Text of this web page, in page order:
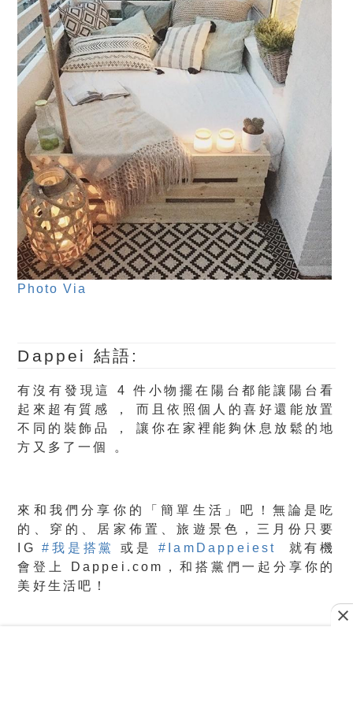
Photo Via
Dappei 結語:
有沒有發現這 4 件小物擺在陽台都能讓陽台看
起來超有質感 ， 而且依照個人的喜好還能放置
不同的裝飾品 ， 讓你在家裡能夠休息放鬆的地
方又多了一個 。
來和我們分享你的「簡單生活」吧！無論是吃
的、穿的、居家佈置、旅遊景色，三月份只要
IG #我是搭黨 或是#IamDappeiest
就有機
會登上 Dappei.com，和搭黨們一起分享你的
美好生活吧！